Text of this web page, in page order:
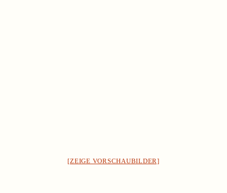
[ZEIGE VORSCHAUBILDER]